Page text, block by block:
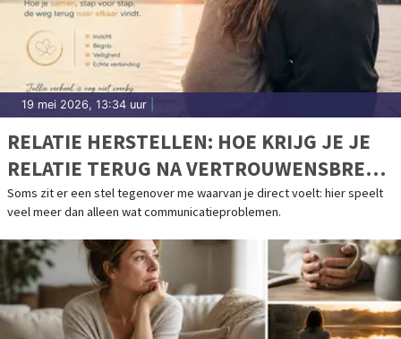
19 mei 2026, 13:34 uur
RELATIE HERSTELLEN: HOE KRIJG JE JE
RELATIE TERUG NA VERTROUWENSBREUK
EN AFSTAND?
Soms zit er een stel tegenover me waarvan je direct voelt: hier speelt
veel meer dan alleen wat communicatieproblemen.